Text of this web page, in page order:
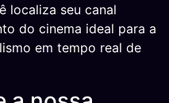
localiza seu canal
do cinema ideal para a
em tempo real de